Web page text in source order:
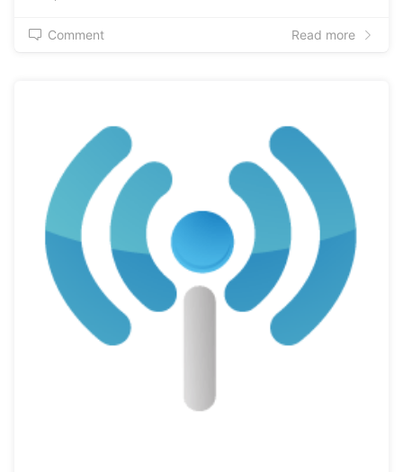
Comment Read more